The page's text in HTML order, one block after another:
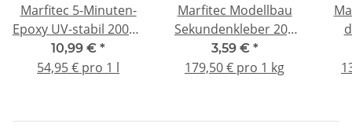
Marfitec 5-Minuten-
Epoxy UV-stabil 200ml
(Epoxidharz 100ml,
Epoxidhärter 100ml)
10,99 € *
54,95 € pro 1 l
Marfitec Modellbau
Sekundenkleber 20g
dickflüssig - Metall
Nadelverschluss
3,59 € *
179,50 € pro 1 kg